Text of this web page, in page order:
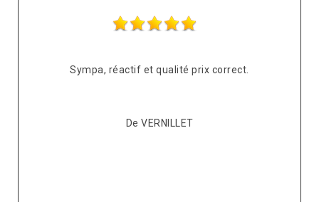
Sympa, réactif et qualité prix correct.
De VERNILLET